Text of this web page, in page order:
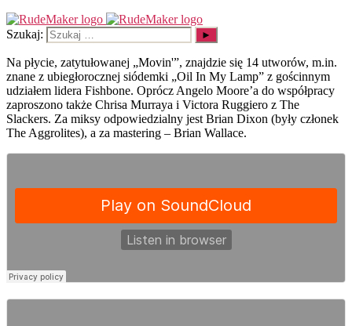
Szukaj:
Na płycie, zatytułowanej „Movin'”, znajdzie się 14 utworów, m.in.
znane z ubiegłorocznej siódemki „Oil In My Lamp” z gościnnym
udziałem lidera Fishbone. Oprócz Angelo Moore’a do współpracy
zaproszono także Chrisa Murraya i Victora Ruggiero z The
Slackers. Za miksy odpowiedzialny jest Brian Dixon (były członek
The Aggrolites), a za mastering – Brian Wallace.